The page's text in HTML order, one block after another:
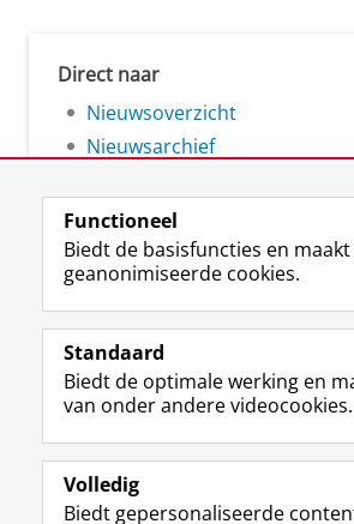
Direct naar
Nieuwsoverzicht
Nieuwsarchief
Volg de RUG
F
a
e
b
o
p
L
i
k
e
I
-
-
f
Studiekiezers
Alumni
Functioneel
Biedt de basisfuncties en
geanonimiseerde cookies.
Standaard
Biedt de optimale werking en
van onder andere videocookies.
Volledig
Biedt gepersonaliseerde